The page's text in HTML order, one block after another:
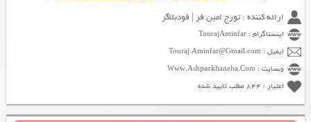
ارائه کننده : تورج امین فر | فودبلاگر
اینستاگرام : TourajAminfar
ایمیل : Touraj.Aminfar@Gmail.com
وبسایت : Www.Ashpazkhaneha.Com
اعتبار : 844 مطلب تایید شده